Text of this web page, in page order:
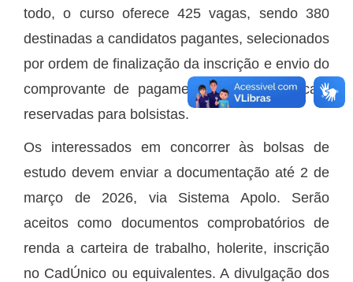
todo, o curso oferece 425 vagas, sendo 380
destinadas a candidatos pagantes, selecionados
por ordem de finalização da inscrição e envio do
comprovante de pagamento. Outras 45 ficam
reservadas para bolsistas.
Os interessados em concorrer às bolsas de
estudo devem enviar a documentação até 2 de
março de 2026, via Sistema Apolo. Serão
aceitos como documentos comprobatórios de
renda a carteira de trabalho, holerite, inscrição
no CadÚnico ou equivalentes. A divulgação dos